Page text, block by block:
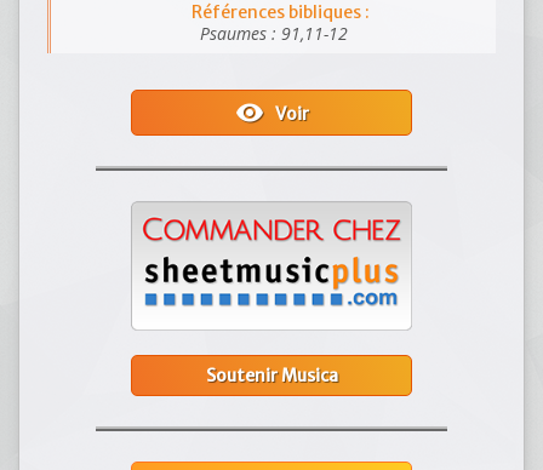
Références bibliques :
Psaumes : 91,11-12
visibilityVoir
Soutenir Musica